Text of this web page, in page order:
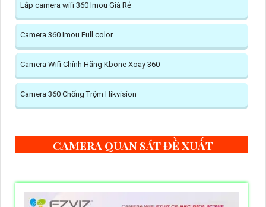
Lắp camera wifi 360 Imou Giá Rẻ
Camera 360 Imou Full color
Camera Wifi Chính Hãng Kbone Xoay 360
Camera 360 Chống Trộm Hikvision
CAMERA QUAN SÁT ĐỀ XUẤT